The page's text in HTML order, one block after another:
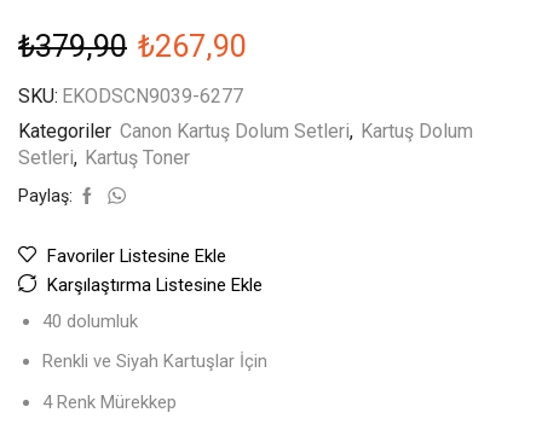
₺379,90 ₺267,90
SKU: EKODSCN9039-6277
Kategoriler Canon Kartuş Dolum Setleri, Kartuş Dolum
Setleri, Kartuş Toner
Paylaş:
Favoriler Listesine Ekle
Karşılaştırma Listesine Ekle
40 dolumluk
Renkli ve Siyah Kartuşlar İçin
4 Renk Mürekkep